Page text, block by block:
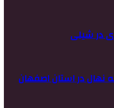
اصله نهال در استان اصفهان